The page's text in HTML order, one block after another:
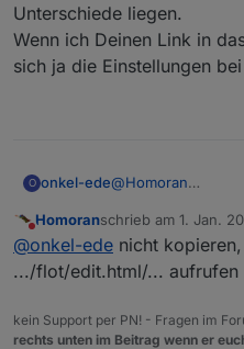
Unterschiede liegen.
Wenn ich Deinen Link in
sich ja die Einstellungen
O onkel-ede@Homoran
Unterschiede
Wenn ich Deinen
ändern sich ja die
Nicht stören
Homoranschrieb am 1. Jan.
zuletzt editiert von
@onkel-ede nicht
.../flot/edit.html/... aufrufen
kein Support per PN! - Fragen im
rechts unten im Beitrag wenn er